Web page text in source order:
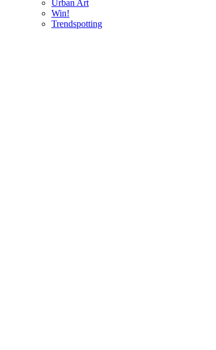
Urban Art
Win!
Trendspotting